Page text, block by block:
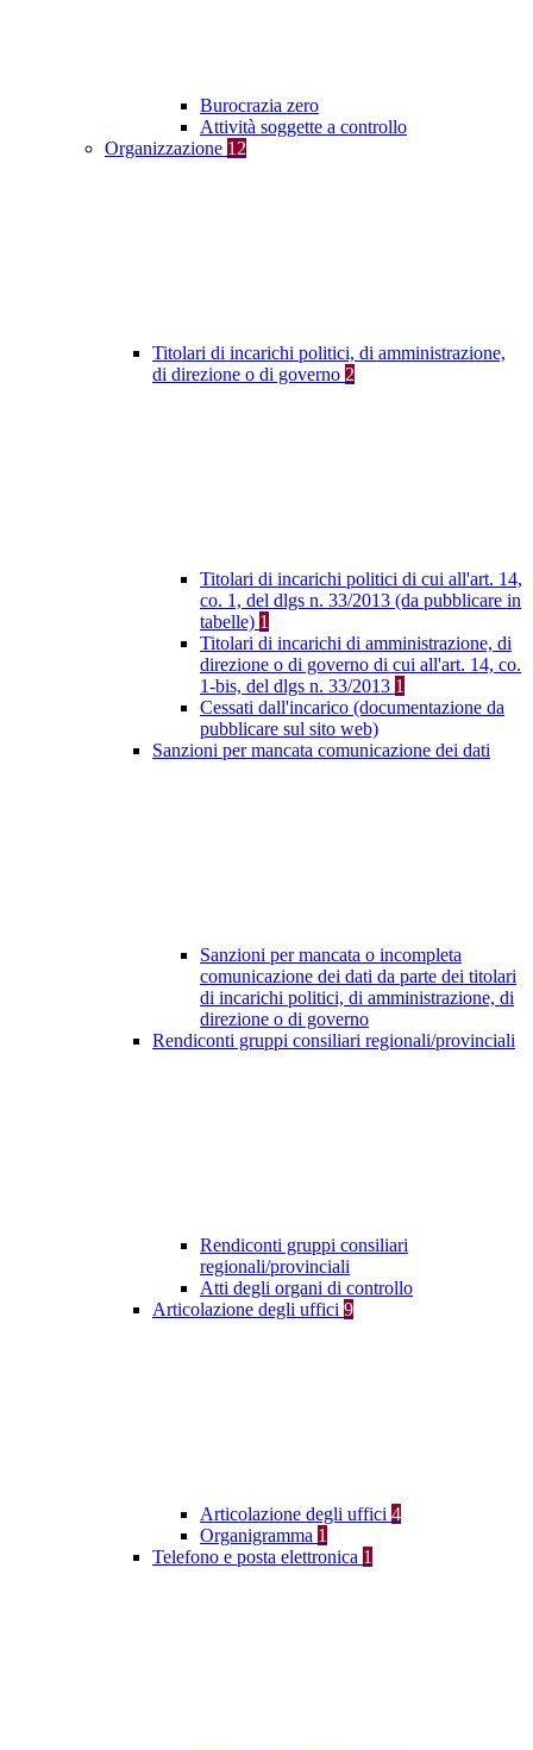
Burocrazia zero
Attività soggette a controllo
Organizzazione 12
Titolari di incarichi politici, di amministrazione,
di direzione o di governo 2
Titolari di incarichi politici di cui all'art. 14,
co. 1, del dlgs n. 33/2013 (da pubblicare in
tabelle) 1
Titolari di incarichi di amministrazione, di
direzione o di governo di cui all'art. 14, co.
1-bis, del dlgs n. 33/2013 1
Cessati dall'incarico (documentazione da
pubblicare sul sito web)
Sanzioni per mancata comunicazione dei dati
Sanzioni per mancata o incompleta
comunicazione dei dati da parte dei titolari
di incarichi politici, di amministrazione, di
direzione o di governo
Rendiconti gruppi consiliari regionali/provinciali
Rendiconti gruppi consiliari
regionali/provinciali
Atti degli organi di controllo
Articolazione degli uffici 9
Articolazione degli uffici 4
Organigramma 1
Telefono e posta elettronica 1